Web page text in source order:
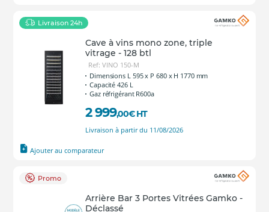
Livraison 24h
Cave à vins mono zone, triple
vitrage - 128 btl
Ref: VINO 150-M
Dimensions L 595 x P 680 x H 1770 mm
Capacité 426 L
Gaz réfrigérant R600a
2 999,00€ HT
Livraison à partir du 11/08/2026
Ajouter au comparateur
Promo
Arrière Bar 3 Portes Vitrées Gamko -
Déclassé